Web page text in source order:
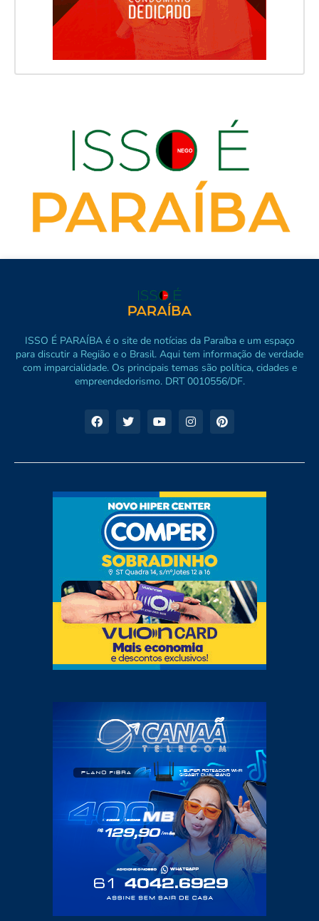
ISSO É PARAÍBA é o site de notícias da Paraíba e um espaço
para discutir a Região e o Brasil. Aqui tem informação de verdade
com imparcialidade. Os principais temas são política, cidades e
empreendedorismo. DRT 0010556/DF.